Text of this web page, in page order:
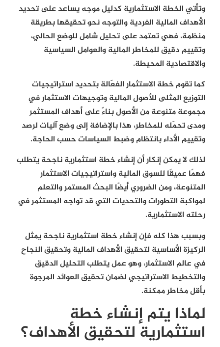
وتأتي الخطة الاستثمارية كدليل موجه يساعد على تحديد
الأهداف المالية الفردية والتوجه نحو تحقيقها بطريقة
منظمة، فهي تعتمد على تحليل شامل للوضع الحالي،
وتقييم دقيق للمخاطر المالية والعوامل السياسية
والاقتصادية المحيطة.
كما تقوم خطة الاستثمار الفعّالة بتحديد استراتيجيات
التوزيع المثلى للأصول المالية وتوجيهات الاستثمار في
مجموعة متنوعة من الأصول بناءً على أهداف المستثمر
ومدى تحمّله للمخاطر، هذا بالإضافة إلى وضع آليات لرصد
وتقييم الأداء بانتظام وضبط السياسات حسب الحاجة.
لذلك لا يمكن إنكار أن إنشاء خطة استثمارية ناجحة يتطلب
فهمًا عميقًا للسوق المالية واستراتيجيات الاستثمار
المتنوعة، ومن الضروري أيضًا البحث المستمر والتعلم
لمواكبة التطورات والتحديات التي قد تواجه المستثمر في
رحلته الاستثمارية.
وبسبب هذا كله فإن إنشاء خطة استثمارية ناجحة يمثل
الركيزة الأساسية لتحقيق الأهداف المالية وتحقيق النجاح
في عالم الاستثمار، وهو عمل يتطلب التحليل الدقيق
والتخطيط الاستراتيجي لضمان تحقيق العوائد المرجوة
بأقل مخاطر ممكنة.
لماذا يتم إنشاء خطة
استثمارية لتحقيق الأهداف؟